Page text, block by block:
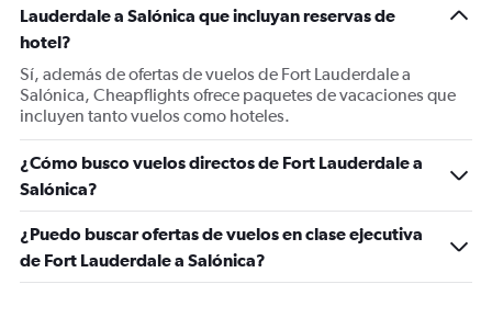
Lauderdale a Salónica que incluyan reservas de
hotel?
Sí, además de ofertas de vuelos de Fort Lauderdale a
Salónica, Cheapflights ofrece paquetes de vacaciones que
incluyen tanto vuelos como hoteles.
¿Cómo busco vuelos directos de Fort Lauderdale a
Salónica?
¿Puedo buscar ofertas de vuelos en clase ejecutiva
de Fort Lauderdale a Salónica?